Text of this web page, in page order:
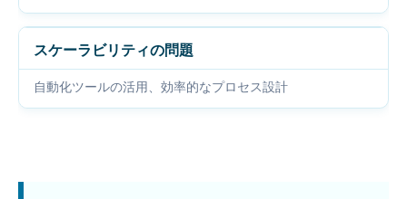
スケーラビリティの問題
自動化ツールの活用、効率的なプロセス設計